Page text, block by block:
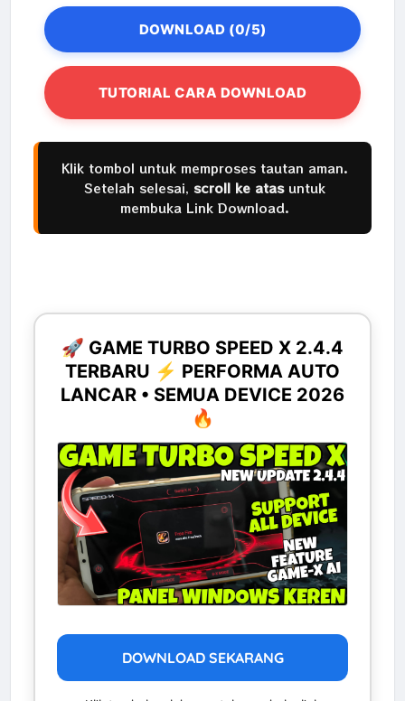
DOWNLOAD (0/5)
TUTORIAL CARA DOWNLOAD
Klik tombol untuk memproses tautan aman.
Setelah selesai, scroll ke atasuntuk
membuka Link Download.
🚀 GAME TURBO SPEED X 2.4.4
TERBARU ⚡ PERFORMA AUTO
LANCAR • SEMUA DEVICE 2026
🔥
DOWNLOAD SEKARANG